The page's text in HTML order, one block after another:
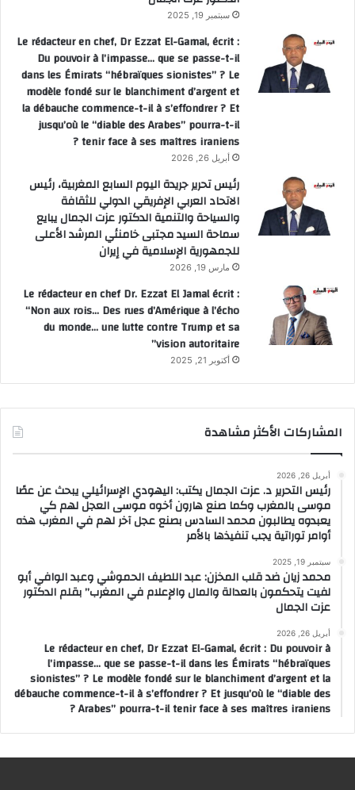
سبتمبر 19, 2025
Le rédacteur en chef, Dr Ezzat El-Gamal, écrit :
Du pouvoir à l’impasse… que se passe-t-il
dans les Émirats “hébraïques sionistes” ? Le
modèle fondé sur le blanchiment d’argent et
la débauche commence-t-il à s’effondrer ? Et
jusqu’où le “diable des Arabes” pourra-t-il
tenir face à ses maîtres iraniens ?
أبريل 26, 2026
رئيس تحرير جريدة اليوم السابع المغربية، رئيس
الاتحاد العربي الإفريقي الدولي للثقافة
والسياحة والتنمية الدكتور عزت الجمال يبايع
سماحة السيد مجتبى خامنئي المرشد الأعلى
للجمهورية الإسلامية في إيران
مارس 19, 2026
Le rédacteur en chef Dr. Ezzat El Jamal écrit :
“Non aux rois… Des rues d’Amérique à l’écho
du monde… une lutte contre Trump et sa
vision autoritaire”
أكتوبر 21, 2025
المشاركات الأكثر مشاهدة
أبريل 26, 2026
رئيس التحرير د. عزت الجمال يكتب: اليهودي الإسرائيلي يبحث عن عصًا
موسى بالمغرب وكما صنع هارون أخوه موسى العجل لهم كي
يعبدوه يطالبون محمد السادس بصنع عجل آخر لهم في المغرب هذه
أوامر توراتية يجب تنفيذها بالأمر
سبتمبر 19, 2025
محمد زيان ضد قلب المخزن: عبد اللطيف الحموشي وعبد الوافي أبو
لفيت يتحكمون بالعدالة والمال والإعلام في المغرب” بقلم الدكتور
عزت الجمال
أبريل 26, 2026
Le rédacteur en chef, Dr Ezzat El-Gamal, écrit : Du pouvoir à
l’impasse… que se passe-t-il dans les Émirats “hébraïques
sionistes” ? Le modèle fondé sur le blanchiment d’argent et la
débauche commence-t-il à s’effondrer ? Et jusqu’où le “diable des
Arabes” pourra-t-il tenir face à ses maîtres iraniens ?